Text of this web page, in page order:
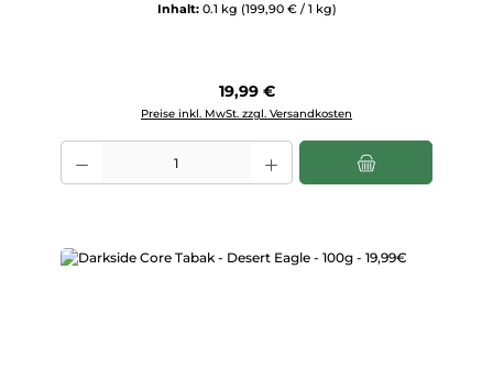
Inhalt: 0.1 kg (199,90 € / 1 kg)
Regulärer Preis:
19,99 €
Preise inkl. MwSt. zzgl. Versandkosten
Produkt Anzahl: Gib den gewünschten Wert ein oder benutze die